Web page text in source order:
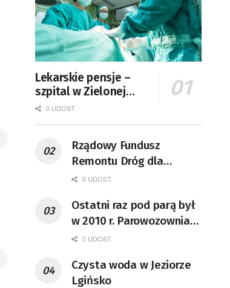
Lekarskie pensje –
szpital w Zielonej
Górze podaje dane
0 UDOST.
Rządowy Fundusz
Remontu Dróg dla
województwa lubuskiego
0 UDOST.
Ostatni raz pod parą był
w 2010 r. Parowozownia
Wolsztyn rozpocznie
65
0 UDOST.
Czysta woda w Jeziorze
Lgińsko